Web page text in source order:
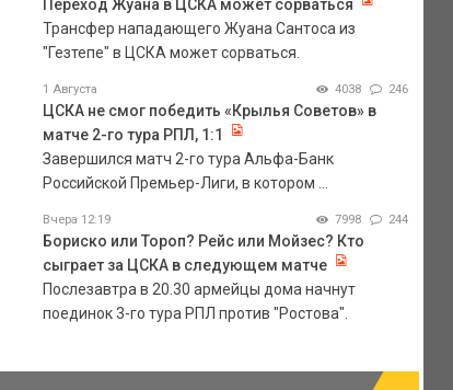
Переход Жуана в ЦСКА может сорваться
Трансфер нападающего Жуана Сантоса из
"Гезтепе" в ЦСКА может сорваться.
1 Августа 4038 246
ЦСКА не смог победить «Крылья Советов» в
матче 2-го тура РПЛ, 1:1
Завершился матч 2-го тура Альфа-Банк
Российской Премьер-Лиги, в котором ...
Вчера 12:19 7998 244
Бориско или Тороп? Рейс или Мойзес? Кто
сыграет за ЦСКА в следующем матче
Послезавтра в 20.30 армейцы дома начнут
поединок 3-го тура РПЛ против "Ростова".